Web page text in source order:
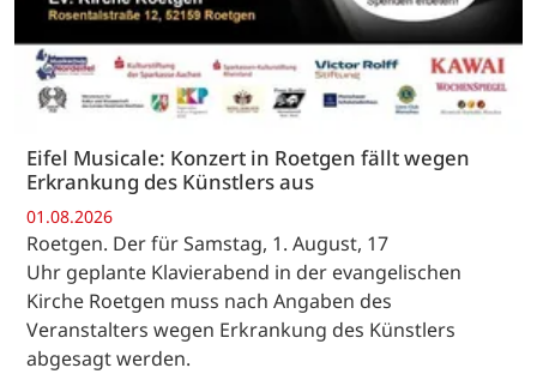
Eifel Musicale: Konzert in Roetgen fällt wegen
Erkrankung des Künstlers aus
01.08.2026
Roetgen. Der für Samstag, 1. August, 17
Uhr geplante Klavierabend in der evangelischen
Kirche Roetgen muss nach Angaben des
Veranstalters wegen Erkrankung des Künstlers
abgesagt werden.